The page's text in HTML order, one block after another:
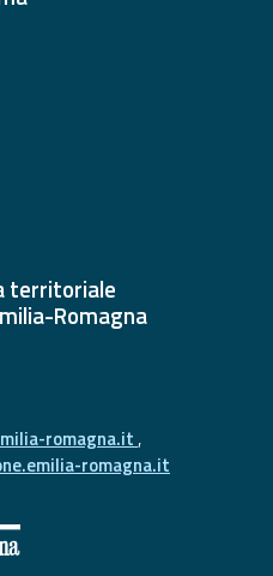
territoriale
Romagna
romagna.it,
romagna.it